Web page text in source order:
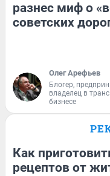
разнес миф о
советских
Олег Арефьев
Блогер,
владелец в
бизнесе
Как
рецептов от